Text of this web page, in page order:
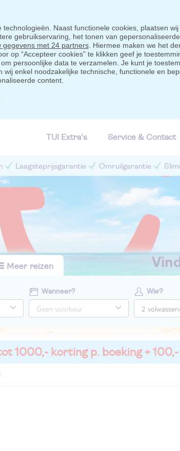
Naast functionele cookies, plaatsen
gebruikservaring, het tonen van
gegevens met 24 partners. Hiermee maken we het
op “Accepteer cookies” te klikken geef je
persoonlijke data te verzamelen. Je kunt je
wij enkel noodzakelijke technische, functionele en
content.
TUI Extra's Service & Contact
Laagsteprijsgarantie Omruilgarantie
Meer reizen
Wanneer? Wie?
1000,- korting p. boeking + 100,-